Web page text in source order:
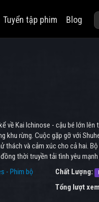
Tuyển tập phim Blog
về Kai Ichinose - cậu bé lớn
khu rừng. Cuộc gặp gỡ với
thách và cảm xúc cho cả hai.
thời truyền tải tình yêu
- Phim bộ
Chất Lượng:
Tổng lượt